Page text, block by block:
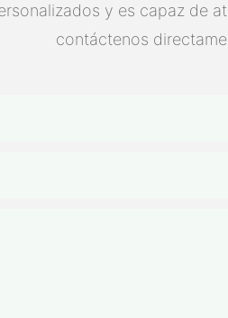
y es capaz de
contáctenos